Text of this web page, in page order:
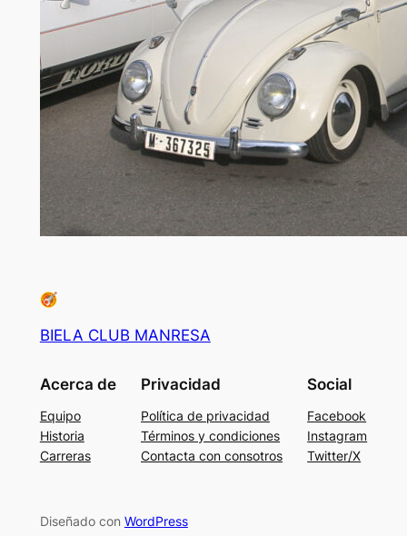
BIELA CLUB MANRESA
Acerca de
Equipo
Historia
Carreras
Privacidad
Política de privacidad
Términos y condiciones
Contacta con consotros
Social
Facebook
Instagram
Twitter/X
Diseñado con WordPress